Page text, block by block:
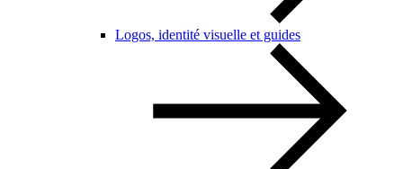
Logos, identité visuelle et guides